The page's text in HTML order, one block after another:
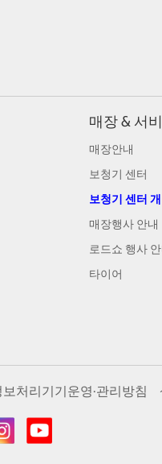
매장 & 서
매장안내
보청기 센터
보청기 센터
매장행사 안내
로드쇼 행사
타이어
처리기기운영·관리방침